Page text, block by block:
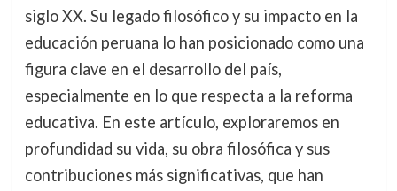
siglo XX. Su legado filosófico y su impacto en la
educación peruana lo han posicionado como una
figura clave en el desarrollo del país,
especialmente en lo que respecta a la reforma
educativa. En este artículo, exploraremos en
profundidad su vida, su obra filosófica y sus
contribuciones más significativas, que han